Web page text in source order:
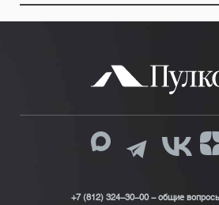
+7 (812) 324-30-00 - общие